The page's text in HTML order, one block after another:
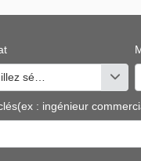
sélectionner une ou
(ex : ingénieur